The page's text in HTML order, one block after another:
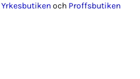
Yrkesbutikenoch Proffsbutiken